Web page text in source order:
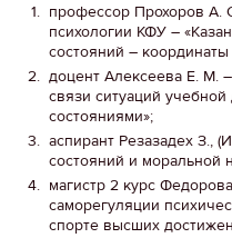
профессор Прохоров
психологии КФУ –
состояний – координаты
доцент Алексеева Е. М.
связи ситуаций
состояниями»;
аспирант Резазадех З.,
состояний и моральной
магистр 2 курс
саморегуляции
спорте высших